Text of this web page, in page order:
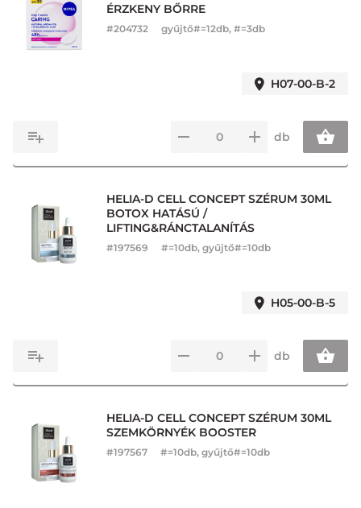
ÉRZKENY BŐRRE
#204732 gyűjtő#=12db, #=3db
H07-00-B-2
db
HELIA-D CELL CONCEPT SZÉRUM 30ML
BOTOX HATÁSÚ /
LIFTING&RÁNCTALANÍTÁS
#197569 #=10db, gyűjtő#=10db
H05-00-B-5
db
HELIA-D CELL CONCEPT SZÉRUM 30ML
SZEMKÖRNYÉK BOOSTER
#197567 #=10db, gyűjtő#=10db